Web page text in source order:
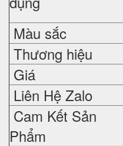
Màu sắc
Thương hiệu
Giá
Liên Hệ Zalo
Cam Kết Sản
Phẩm